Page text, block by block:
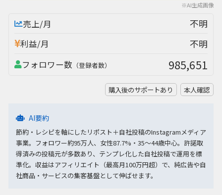
※AI生成画像
売上/月 不明
利益/月 不明
フォロワー数 （登録者数） 985,651
購入後のサポートあり 本人確認
AI要約
節約・レシピを軸にしたリポスト＋自社投稿のInstagramメディア
事業。フォロワー約95万人、女性87.7%・35〜44歳中心。許諾取
得済みの投稿元が多数あり、テンプレ化した自社投稿で運用を標
準化。収益はアフィリエイト（最高月100万円超）で、純広告や自
社商品・サービスの集客基盤として伸ばせます。